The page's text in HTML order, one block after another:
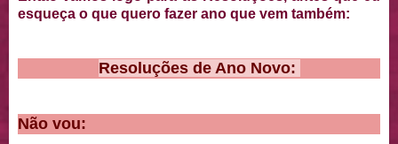
esqueça o que quero fazer ano que vem também:
Resoluções de Ano Novo:
Não vou: